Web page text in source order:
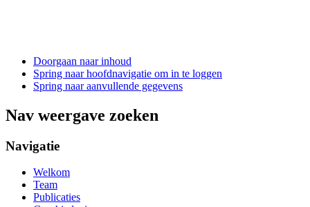
Doorgaan naar inhoud
Spring naar hoofdnavigatie om in te loggen
Spring naar aanvullende gegevens
Nav weergave zoeken
Navigatie
Welkom
Team
Publicaties